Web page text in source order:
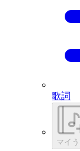
歌詞
マイ